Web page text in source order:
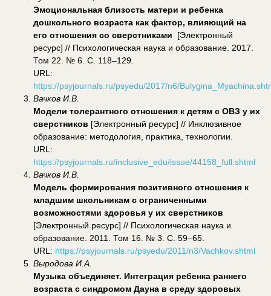
Эмоциональная близость матери и ребенка
дошкольного возраста как фактор, влияющий на
его отношения со сверстниками
[Электронный
ресурс] // Психологическая наука и образование. 2017.
Том 22. № 6. С. 118–129.
URL:
https://psyjournals.ru/psyedu/2017/n6/
Вачков И.В.
Модели толерантного отношения к детям с ОВЗ у их
сверстников [Электронный ресурс] // Инклюзивное
образование: методология, практика, технологии.
URL:
https://psyjournals.ru/inclusive_edu/issue/44158_full.shtml
Вачков И.В.
Модель формирования позитивного отношения к
младшим школьникам с ограниченными
возможностями здоровья у их сверстников
[Электронный ресурс] // Психологическая наука и
образование. 2011. Том 16. № 3. С. 59–65.
URL: https://psyjournals.ru/psyedu/2011/n3/Vachkov.shtml
Выродова И.А.
Музыка объединяет. Интеграция ребенка раннего
возраста с синдромом Дауна в среду здоровых